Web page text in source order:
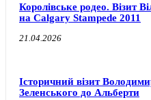
Королівське родео. Візит
на Calgary Stampede 2011
21.04.2026
Історичний візит
Зеленського до Альберти